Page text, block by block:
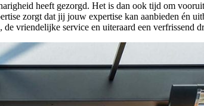
heeft gezorgd. Het is dan ook tijd om
zorgt dat jij jouw expertise kan aanbieden én
de vriendelijke service en uiteraard een verfrissend